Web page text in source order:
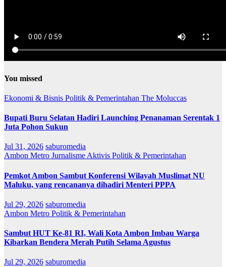
You missed
Ekonomi & Bisnis Politik & Pemerintahan The Moluccas
Bupati Buru Selatan Hadiri Launching Penanaman Serentak 1
Juta Pohon Sukun
Jul 31, 2026 saburomedia
Ambon Metro Jurnalisme Aktivis Politik & Pemerintahan
Pemkot Ambon Sambut Konferensi Wilayah Muslimat NU
Maluku, yang rencananya dihadiri Menteri PPPA
Jul 29, 2026 saburomedia
Ambon Metro Politik & Pemerintahan
Sambut HUT Ke-81 RI, Wali Kota Ambon Imbau Warga
Kibarkan Bendera Merah Putih Selama Agustus
Jul 29, 2026 saburomedia